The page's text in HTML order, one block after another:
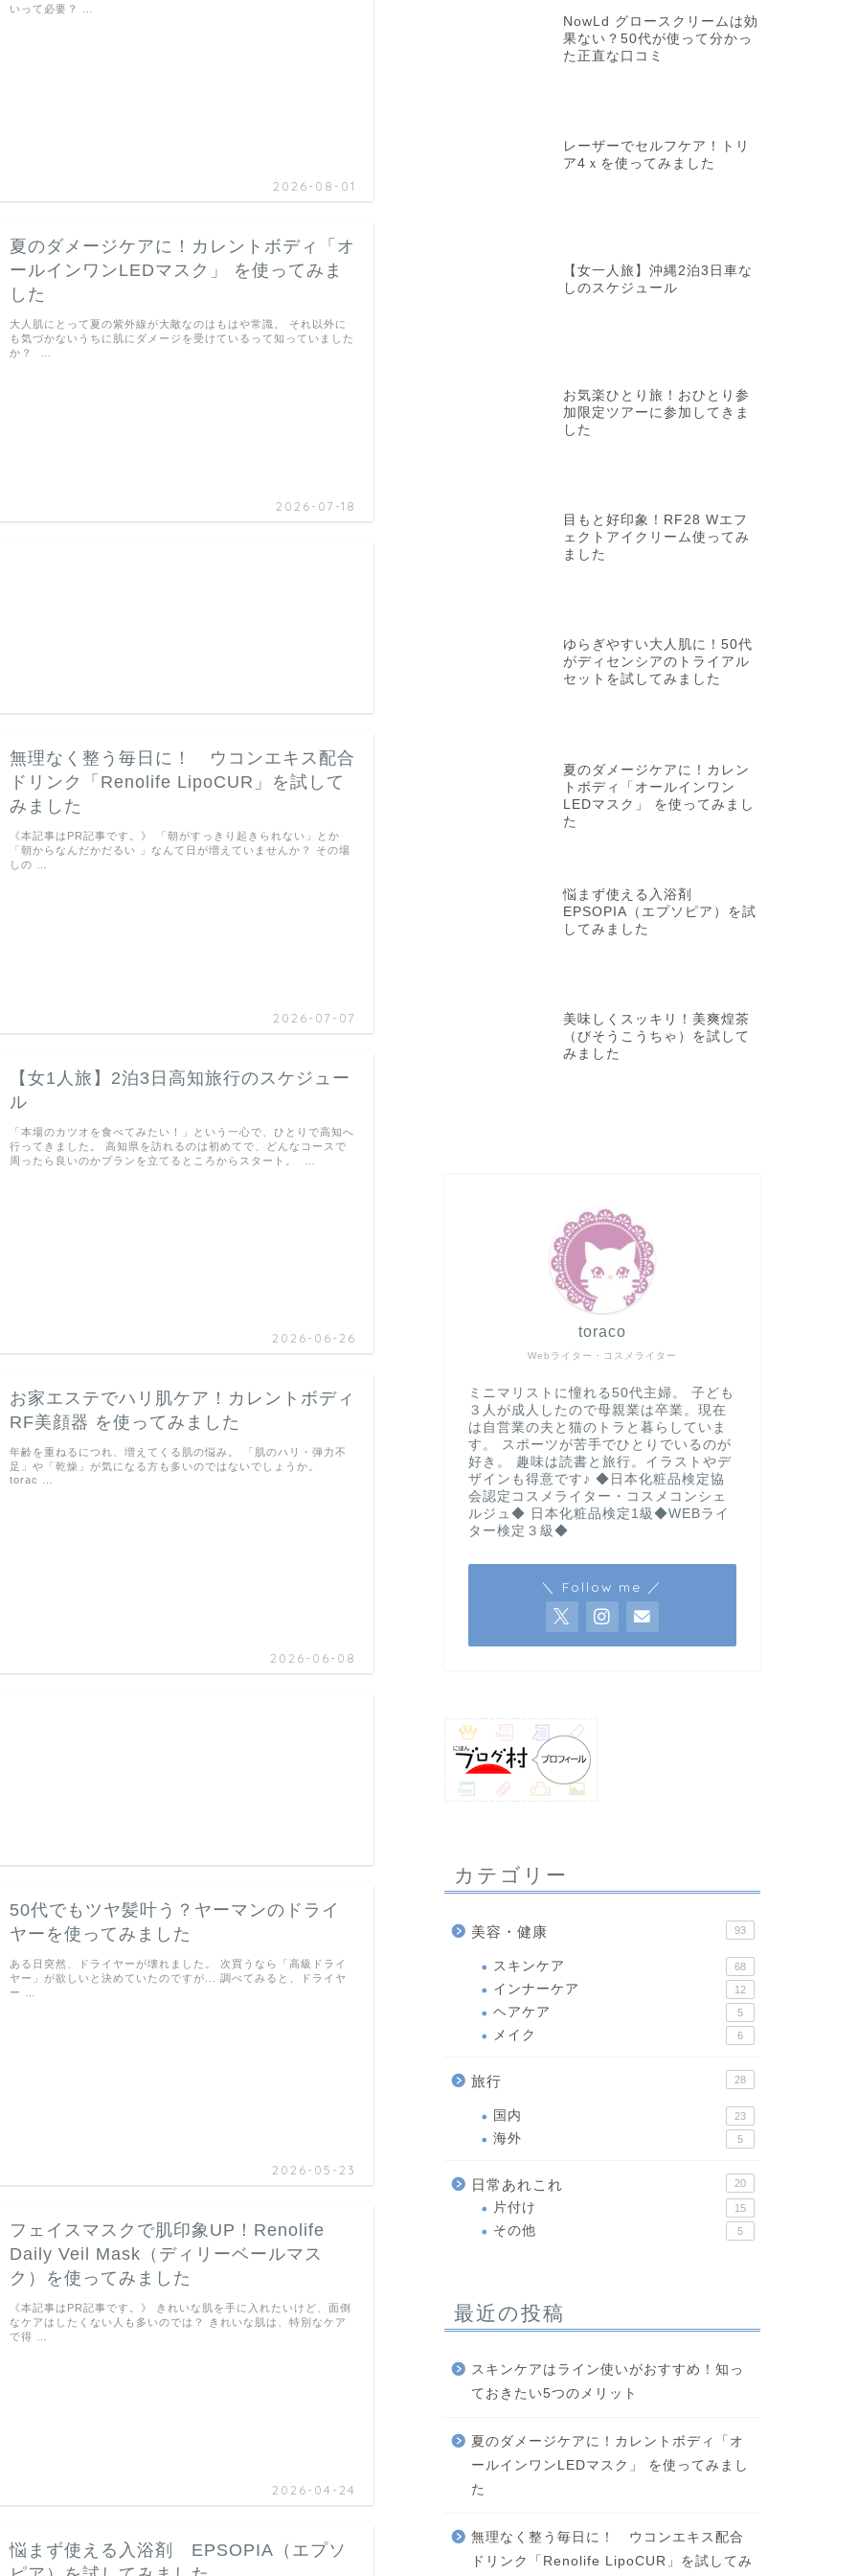
2026-08-01
いって必要？ …
夏のダメージケアに！カレントボディ「オ
ールインワンLEDマスク」 を使ってみま
した
2026-07-18
大人肌にとって夏の紫外線が大敵なのはもはや常識。 それ以外に
も気づかないうちに肌にダメージを受けているって知っていました
か？ …
無理なく整う毎日に！ ウコンエキス配合
ドリンク「Renolife LipoCUR」を試して
みました
2026-07-07
《本記事はPR記事です。》 「朝がすっきり起きられない」とか
「朝からなんだかだるい 」なんて日が増えていませんか？ その場
しの …
【女1人旅】2泊3日高知旅行のスケジュー
ル
2026-06-26
「本場のカツオを食べてみたい！」という一心で、ひとりで高知へ
行ってきました。 高知県を訪れるのは初めてで、どんなコースで
周ったら良いのかプランを立てるところからスタート。 …
お家エステでハリ肌ケア！カレントボディ
RF美顔器 を使ってみました
2026-06-08
年齢を重ねるにつれ、増えてくる肌の悩み。 「肌のハリ・弾力不
足」や「乾燥」が気になる方も多いのではないでしょうか。
torac …
50代でもツヤ髪叶う？ヤーマンのドライ
ヤーを使ってみました
2026-05-23
ある日突然、ドライヤーが壊れました。 次買うなら「高級ドライ
ヤー」が欲しいと決めていたのですが... 調べてみると、ドライヤ
ー …
フェイスマスクで肌印象UP！Renolife
Daily Veil Mask（ディリーベールマス
ク）を使ってみました
2026-04-24
《本記事はPR記事です。》 きれいな肌を手に入れたいけど、面倒
なケアはしたくない人も多いのでは？ きれいな肌は、特別なケア
で得 …
悩まず使える入浴剤 EPSOPIA（エプソ
ールインワン
《本記事はPR記事で
「朝からなんだかだる
RF美顔器 を
スキンケア
分に …
ス モイストバ
歳を重ね、肌の変化と
じませんか？ 若い頃
夜のスキンケアを終え
りませんか。 最近は
になりました …
NowLd グロースクリームは効
果ない？50代が使って分かっ
た正直な口コミ
レーザーでセルフケア！トリ
ア4ｘを使ってみました
【女一人旅】沖縄2泊3日車な
しのスケジュール
お気楽ひとり旅！おひとり参
加限定ツアーに参加してきま
した
目もと好印象！RF28 Wエフ
ェクトアイクリーム使ってみ
ました
ゆらぎやすい大人肌に！50代
がディセンシアのトライアル
セットを試してみました
夏のダメージケアに！カレン
トボディ「オールインワン
LEDマスク」 を使ってみまし
た
悩まず使える入浴剤
EPSOPIA（エプソピア）を試
してみました
美味しくスッキリ！美爽煌茶
（びそうこうちゃ）を試して
みました
Webライター・コスメライター
toraco
ミニマリストに憧れる50代主婦。 子ども
３人が成人したので母親業は卒業。現在
は自営業の夫と猫のトラと暮らしていま
す。 スポーツが苦手でひとりでいるのが
好き。 趣味は読書と旅行。イラストやデ
ザインも得意です♪ ◆日本化粧品検定協
会認定コスメライター・コスメコンシェ
ルジュ◆ 日本化粧品検定1級◆WEBライ
ター検定３級◆
＼ Follow me ／
カテゴリー
美容・健康 93
スキンケア 68
インナーケア 12
ヘアケア 5
メイク 6
旅行 28
国内 23
海外 5
日常あれこれ 20
片付け 15
その他 5
最近の投稿
スキンケアはライン使いがおすすめ！知っ
ておきたい5つのメリット
夏のダメージケアに！カレントボディ「オ
ールインワンLEDマスク」 を使ってみまし
た
無理なく整う毎日に！ ウコンエキス配合
ドリンク「Renolife LipoCUR」を試してみ